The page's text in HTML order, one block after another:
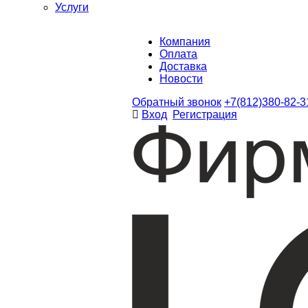
Услуги
Компания
Оплата
Доставка
Новости
Обратный звонок +7(812)380-82-
Вход
Регистрация